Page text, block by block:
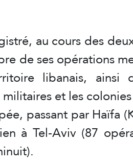
au cours des
de ses opérations
libanais, ainsi
et les
passant par Haïfa
à Tel-Aviv (87